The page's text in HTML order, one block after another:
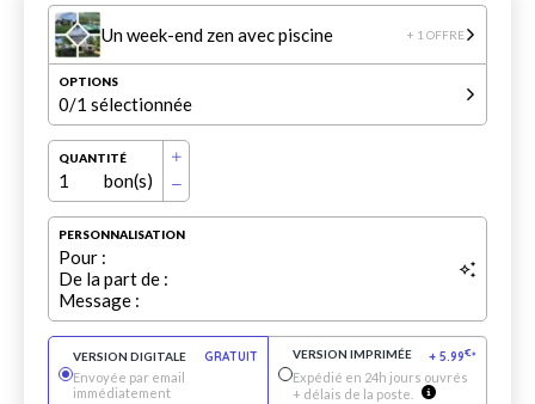
Un week-end zen avec piscine + 1 OFFRE
OPTIONS
0/1 sélectionnée
QUANTITÉ
1 bon(s)
PERSONNALISATION
Pour :
De la part de :
Message :
VERSION DIGITALE
GRATUIT
Envoyée par email
immédiatement
VERSION IMPRIMÉE + 5.99€*
Expédié en 24h jours ouvrés
+ délais de la poste.